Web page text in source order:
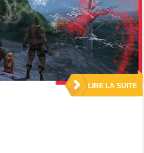
LIRE LA SUITE